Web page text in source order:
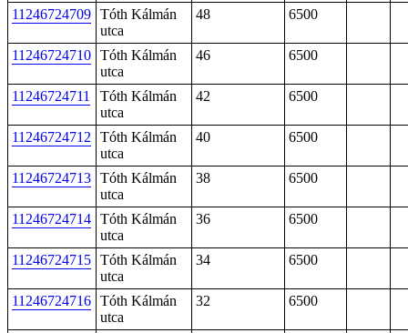
11246724709 Tóth Kálmán
utca
48 6500
11246724710 Tóth Kálmán
utca
46 6500
11246724711
Tóth Kálmán
utca
42 6500
11246724712
Tóth Kálmán
utca
40 6500
11246724713 Tóth Kálmán
utca
38 6500
11246724714 Tóth Kálmán
utca
36 6500
11246724715 Tóth Kálmán
utca
34 6500
11246724716 Tóth Kálmán
utca
32 6500